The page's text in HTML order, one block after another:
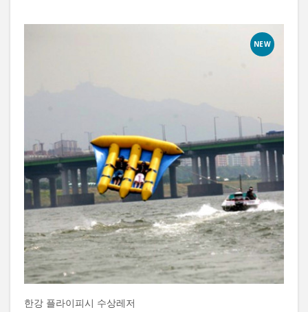
NEW
한강 플라이피시 수상레저